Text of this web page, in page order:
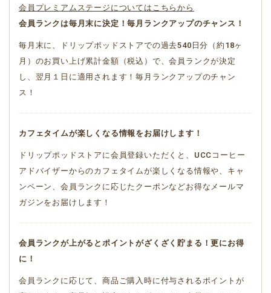
会員プレミアムステージについてはこちらから
会員ランクは毎月末に決定！毎月ランクアップのチャンス！
毎月末に、ドリップポッドストアでの過去540日分（約18ヶ
月）のお買い上げ累計金額（税込）で、会員ランクが決定
し、翌月１日に適用されます！毎月ランクアップのチャン
ス！
カフェタイムが楽しくなる情報をお届けします！
ドリップポッドストアに会員登録いただくと、UCCコーヒー
アドバイザーからのカフェタイムが楽しくなる情報や、キャ
ンペーン、会員ランクに応じたクーポンなどお得なメールマ
ガジンをお届けします！
会員ランクが上がるとポイントがざくざく貯まる！更にお得
に！
会員ランクに応じて、商品ご購入時に付与されるポイントが